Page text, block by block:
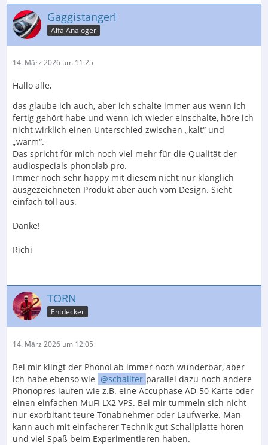
Gaggistangerl
Alfa Analoger
14. März 2026 um 11:25
Hallo alle,
das glaube ich auch, aber ich schalte immer aus wenn ich
fertig gehört habe und wenn ich wieder einschalte, höre ich
nicht wirklich einen Unterschied zwischen „kalt“ und
„warm“.
Das spricht für mich noch viel mehr für die Qualität der
audiospecials phonolab pro.
Immer noch sehr happy mit diesem nicht nur klanglich
ausgezeichneten Produkt aber auch vom Design. Sieht
einfach toll aus.
Danke!
Richi
TORN
Entdecker
14. März 2026 um 12:05
Bei mir klingt der PhonoLab immer noch wunderbar, aber
ich habe ebenso wie
schallter parallel dazu noch andere
Phonopres laufen wie z.B. eine Accuphase AD-50 Karte oder
einen einfachen MuFI LX2 VPS. Bei mir tummeln sich nicht
nur exorbitant teure Tonabnehmer oder Laufwerke. Man
kann auch mit einfacherer Technik gut Schallplatte hören
und viel Spaß beim Experimentieren haben.